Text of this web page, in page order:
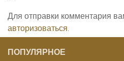
Для отправки комментария
авторизоваться
ПОПУЛЯРНОЕ